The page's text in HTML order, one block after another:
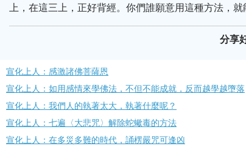
上，在這三上，正好背經。你們誰願意用這種方法，
分享
宣化上人：感激諸佛菩薩恩
宣化上人：如用感情來學佛法，不但不能成就，反而越學越墮落
宣化上人：我們人的執著太大，執著什麼呢？
宣化上人：七遍〈大悲咒〉解除蛇蠍毒的方法
宣化上人：在多災多難的時代，誦​楞嚴咒可逢凶